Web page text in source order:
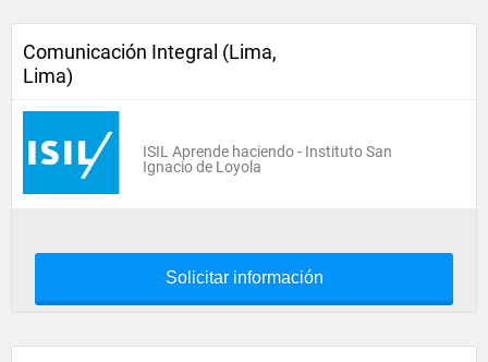
Comunicación Integral (Lima,
Lima)
ISIL Aprende haciendo - Instituto San
Ignacio de Loyola
Solicitar información